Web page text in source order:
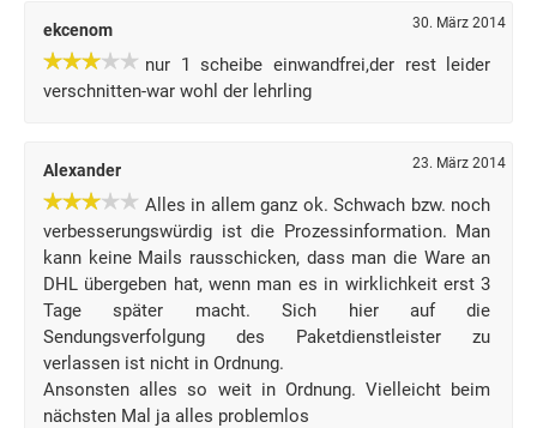
ekcenom 30. März 2014
nur 1 scheibe einwandfrei,der rest leider
verschnitten-war wohl der lehrling
Alexander 23. März 2014
Alles in allem ganz ok. Schwach bzw. noch
verbesserungswürdig ist die Prozessinformation. Man
kann keine Mails rausschicken, dass man die Ware an
DHL übergeben hat, wenn man es in wirklichkeit erst 3
Tage später macht. Sich hier auf die
Sendungsverfolgung des Paketdienstleister zu
verlassen ist nicht in Ordnung.
Ansonsten alles so weit in Ordnung. Vielleicht beim
nächsten Mal ja alles problemlos